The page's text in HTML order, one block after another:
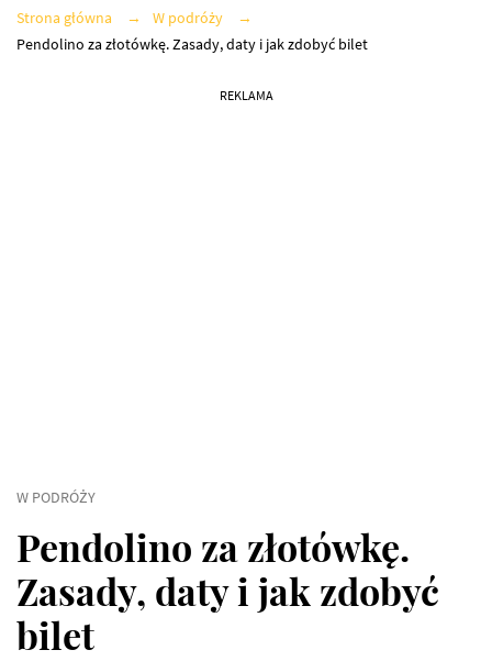
Strona główna
W podróży
Pendolino za złotówkę. Zasady, daty i jak zdobyć bilet
REKLAMA
W PODRÓŻY
Pendolino za złotówkę.
Zasady, daty i jak zdobyć
bilet